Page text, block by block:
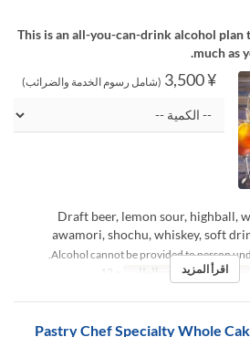
This is an all-you-can-drink alcohol plan
much as
¥ 3,500 (شامل رسوم الخدمة والضرائب)
Draft beer, lemon sour, highball,
awamori, shochu, whiskey, soft
وجبات العشاء حد الطلب اقرأ المزيد